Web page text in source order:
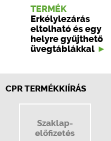
TERMÉK
Erkélylezárás
eltolható és egy
helyre gyűjthető
üvegtáblákkal
CPR TERMÉKKIÍRÁS
Szaklap-
előfizetés